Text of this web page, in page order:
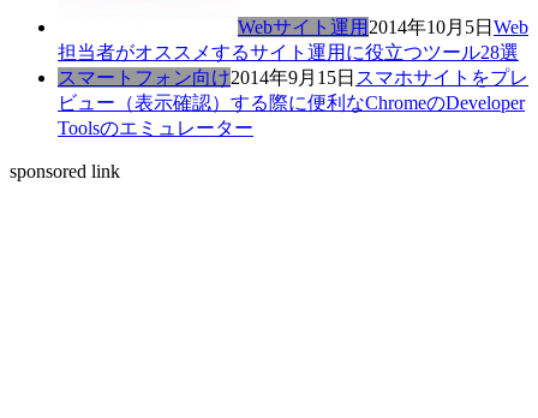
Webサイト運用 2014年10月5日 Web
担当者がオススメするサイト運用に役立つツール28選
スマートフォン向け2014年9月15日 スマホサイトをプレ
ビュー（表示確認）する際に便利なChromeのDeveloper
Toolsのエミュレーター
sponsored link